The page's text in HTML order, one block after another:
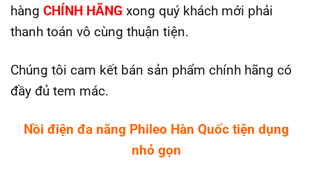
hàng CHÍNH HÃNG xong quý khách mới phải
thanh toán vô cùng thuận tiện.
Chúng tôi cam kết bán sản phẩm chính hãng có
đầy đủ tem mác.
Nồi điện đa năng Phileo Hàn Quốc tiện dụng
nhỏ gọn